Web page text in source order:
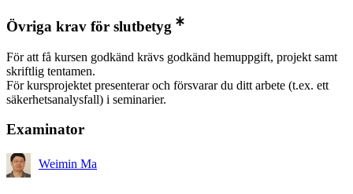
Övriga krav för slutbetyg
För att få kursen godkänd krävs godkänd hemuppgift, projekt samt
skriftlig tentamen.
För kursprojektet presenterar och försvarar du ditt arbete (t.ex. ett
säkerhetsanalysfall) i seminarier.
Examinator
Weimin Ma